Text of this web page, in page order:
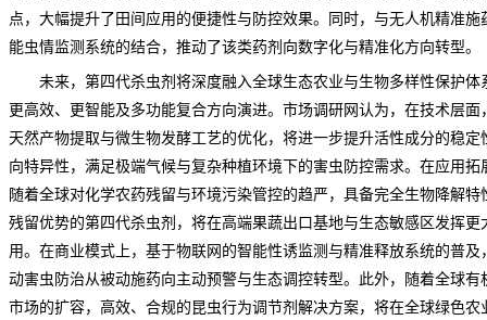
点，大幅提升了田间应用的便捷性与防控效果。同时，与无人机精准施
能虫情监测系统的结合，推动了该类药剂向数字化与精准化方向转型。
未来，第四代杀虫剂将深度融入全球生态农业与生物多样性保护体
更高效、更智能及多功能复合方向演进。 市场调研网认为，在技术层面
天然产物提取与微生物发酵工艺的优化，将进一步提升活性成分的稳定
向特异性，满足极端气候与复杂种植环境下的害虫防控需求。在应用拓
随着全球对化学农药残留与环境污染管控的趋严，具备完全生物降解特
残留优势的第四代杀虫剂，将在高端果蔬出口基地与生态敏感区发挥更
用。在商业模式上，基于物联网的智能性诱监测与精准释放系统的普及
动害虫防治从被动施药向主动预警与生态调控转型。此外，随着全球有
市场的扩容，高效、合规的昆虫行为调节剂解决方案，将在全球绿色农